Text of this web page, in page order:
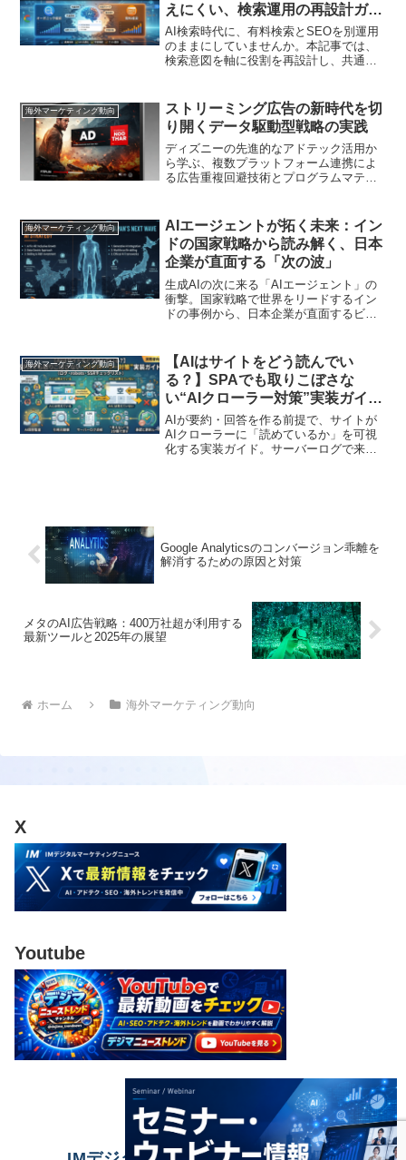
えにくい、検索運用の再設計ガイ
ド
AI検索時代に、有料検索とSEOを別運用
のままにしていませんか。本記事では、
検索意図を軸に役割を再設計し、共通
OverviewsやAI Mode時代に向けた検索運
用の再設計ポイントを整理します
海外マーケティング動向
ストリーミング広告の新時代を切
り開くデータ駆動型戦略の実践
ディズニーの先進的なアドテック活用か
ら学ぶ、複数プラットフォーム連携によ
る広告重複回避技術とプログラムマティ
海外マーケティング動向
AIエージェントが拓く未来：イン
ドの国家戦略から読み解く、日本
企業が直面する「次の波」
生成AIの次に来る「AIエージェント」の
衝撃。国家戦略で世界をリードするイン
ドの事例から、日本企業が直面するビジ
海外マーケティング動向
【AIはサイトをどう読んでい
る？】SPAでも取りこぼさな
い“AIクローラー対策”実装ガイド
（ログ・robots・SSRチェック
リスト）
AIが要約・回答を作る前提で、サイトが
AIクローラーに「読めているか」を可視
化する実装ガイド。サーバーログで来訪/
Google Analyticsのコンバージョン乖離を
解消するための原因と対策
メタのAI広告戦略：400万社超が利用する
最新ツールと2025年の展望
ホーム 海外マーケティング動向
X
Youtube